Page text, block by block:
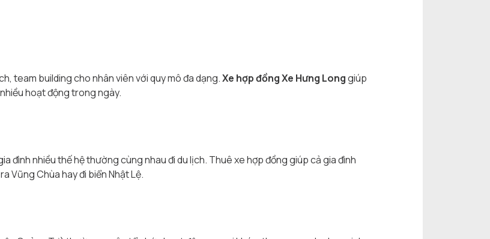
team building cho nhân viên với quy mô đa dạng.Xe hợp đồng Xe Hưng Longgiúp
hoạt động trong ngày.
đình nhiều thế hệ thường cùng nhau đi du lịch. Thuê xe hợp đồng giúp cả gia đình
Vũng Chùa hay đi biển Nhật Lệ.